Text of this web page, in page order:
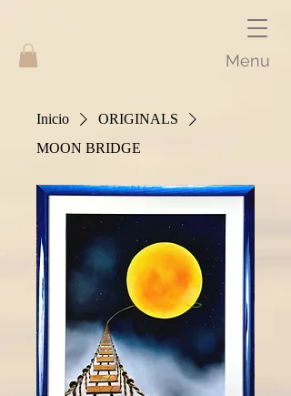
Menu
Inicio
ORIGINALS
MOON BRIDGE